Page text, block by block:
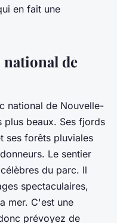
en fait une
national de
national de Nouvelle-
plus beaux. Ses fjords
ses forêts pluviales
Le sentier
du parc. Il
spectaculaires,
mer. C'est une
prévoyez de